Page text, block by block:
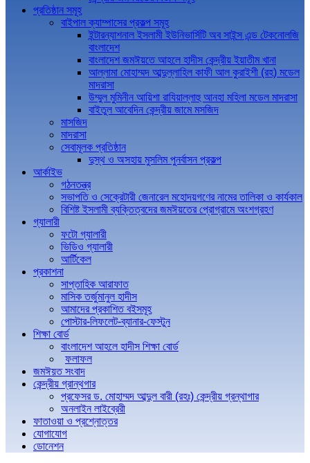
প্রতিষ্ঠান সমূহ
বাইপাল ক্যাম্পাসের প্রকল্প সমূহ
ইন্টারন্যাশনাল ইসলামী ইউনিভার্সিটি অব সাইন্স এন্ড টেকনোলজি
বাংলাদেশ
বাংলাদেশ জমঈয়তে আহলে হাদীস কেন্দ্রীয় ইয়াতীম খানা
আল্লামা মোহাম্মদ আব্দুল্লাহিল কাফী আল কুরাইশী (রহ) মডেল
মাদরাসা
উম্মুল মুমিনীন আয়িশা রাযিয়াল্লাহু আনহা মহিলা মডেল মাদরাসা
বাইতুল আবেদিন কেন্দ্রীয় জামে মসজিদ
মাসজিদ
মাদরাসা
সেবামূলক প্রতিষ্ঠান
দুস্থ ও অসহায় মুসলিম পুনর্বাসন প্রকল্প
আর্কাইভ
গঠনতন্ত্র
সভাপতি ও সেক্রেটারী জেনারেল মহোদয়গণের নামের তালিকা ও কার্যকাল
বিশিষ্ট ইসলামী ব্যক্তিত্বদের জমঈয়তের প্রোগ্রামে অংশগ্রহণ
গ্যালারী
ফটো গ্যালারী
ভিডিও গ্যালারী
আর্টিকেল
প্রকাশনা
সাপ্তাহিক আরাফাত
মাসিক তর্জুমানুল হাদীস
আমাদের প্রকাশিত বইসমূহ
পোস্টার-লিফলেট-ব্যানার-ফেস্টুন
শিক্ষা বোর্ড
বাংলাদেশ আহলে হাদীস শিক্ষা বোর্ড
ফলাফল
জমঈয়ত সংবাদ
কেন্দ্রীয় গ্রান্থগার
প্রফেসর ড. মোহাম্মদ আব্দুল বারী (রহঃ) কেন্দ্রীয় গ্রন্থাগার
অনলাইন লাইব্রেরী
ফাতাওয়া ও প্রশ্নোত্তর
যোগাযোগ
ডোনেশন